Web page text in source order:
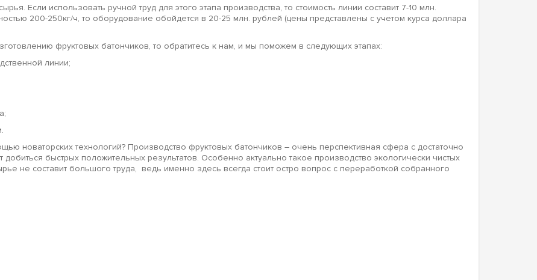
Если использовать ручной труд для этого этапа производства, то стоимость линии составит 7-10 млн.
200-250кг/ч, то оборудование обойдется в 20-25 млн. рублей (цены представлены с учетом курса доллара
фруктовых батончиков, то обратитесь к нам, и мы поможем в следующих этапах:
линии;
новаторских технологий? Производство фруктовых батончиков – очень перспективная сфера с достаточно
быстрых положительных результатов. Особенно актуально такое производство экологически чистых
не составит большого труда, ведь именно здесь всегда стоит остро вопрос с переработкой собранного